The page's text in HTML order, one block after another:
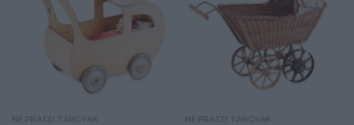
NÉPRAJZI TÁRGYAK NÉPRAJZI TÁRGYAK